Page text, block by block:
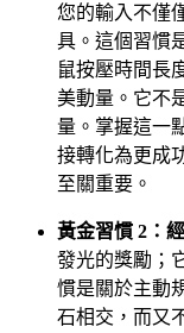
您的輸入不僅
具。這個習慣
鼠按壓時間長
美動量。它不
量。掌握這一
接轉化為更成
至關重要。
黃金習慣 2：
發光的獎勵；
慣是關於主動
石相交，而又